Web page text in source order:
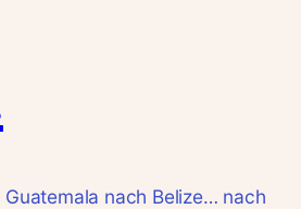
nach Belize… nach